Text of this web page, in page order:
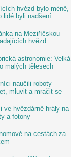
hvězd bylo méně,
lidé byli nadšení
na Meziříčskou
hvězd
astronomie: Velká
malých tělesech
naučili roboty
mluvit a mračit se
ve hvězdárně hrály na
a fotony
na cestách za